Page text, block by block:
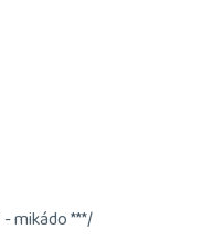
mikádo ***/